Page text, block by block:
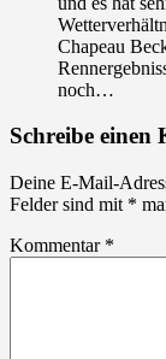
Chapeau
noch…
Schreibe einen
Deine E-Mail-
Felder sind mit *
Kommentar *